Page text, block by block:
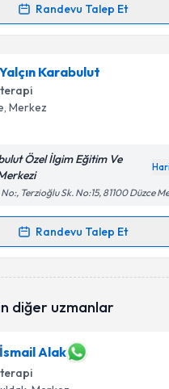
'ni okudum ve kişisel verilerimin
işlenmesini kabul ediyorum.
Takvim Talebini Gönder
Randevu Talep Et
Takvimi Talebi
Durmusiçin randevu takvimi
bu uzmandan randevu
e-posta ile
verilerimin işlenmesine ilişkin
'ni okudum ve kişisel verilerimin
işlenmesini kabul ediyorum.
Karabulut
, Merkez
Özel İlgim Eğitim Ve
Terzioğlu Sk. No:15, 81100 Düzce
Randevu Talep Et
Takvimi Talebi
bu uzmandan randevu
diğer uzmanlar
Alak